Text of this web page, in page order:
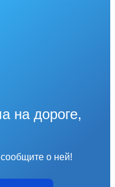
на дороге,
о ней!